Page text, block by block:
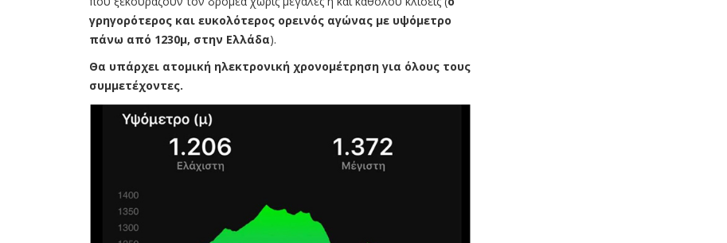
γρηγορότερος και ευκολότερος ορεινός αγώνας με υψόμετρο
πάνω από 1230μ, στην Ελλάδα).
Θα υπάρχει ατομική ηλεκτρονική χρονομέτρηση για όλους τους
συμμετέχοντες.